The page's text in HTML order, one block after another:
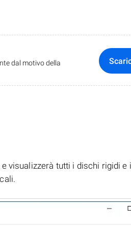
dal motivo della
visualizzerà tutti i dischi rigidi e i